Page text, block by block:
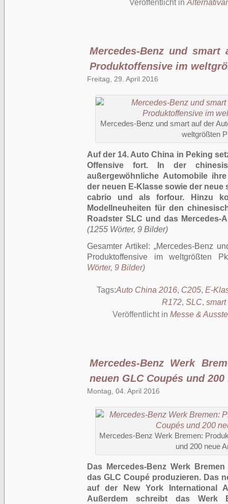
Veröffentlicht in
Mercedes-Benz und
Produktoffensive im
Freitag, 29. April 2016
Mercedes-Benz und smart auf der
weltgrößten
Auf der 14. Auto China in Peking
Offensive fort. In der
außergewöhnliche Automobile
der neuen E-Klasse sowie der
cabrio und als forfour. Hinzu
Modellneuheiten für den
Roadster SLC und das Mercedes-
(1255 Wörter, 9 Bilder)
Gesamter Artikel: Mercedes-Benz
Produktoffensive im weltgrößten
Wörter, 9 Bilder)
Tags:Auto China 2016, C205, E-
R172, SLC, smart
Veröffentlicht in Messe &
Mercedes-Benz Werk
neuen GLC Coupés und
Montag, 04. April 2016
Mercedes-Benz Werk Bremen:
und 200 neue
Das Mercedes-Benz Werk
das GLC Coupé produzieren. Das
auf der New York International
Außerdem schreibt das Werk